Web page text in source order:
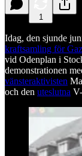
1
Idag, den sjunde
kraftsamling för
vid Odenplan i
demonstrationen
vänsteraktivisten
och den uteslutna